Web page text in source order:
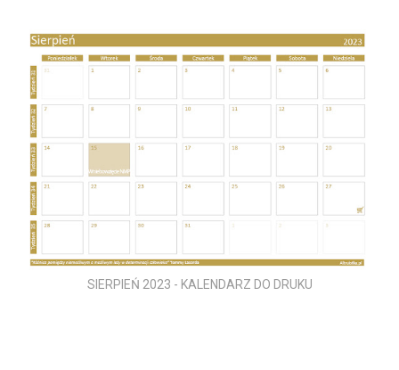
SIERPIEŃ 2023 - KALENDARZ DO DRUKU